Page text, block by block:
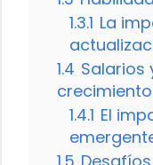
1.3.1 La
1.4 Salarios
crecimiento
1.4.1 El